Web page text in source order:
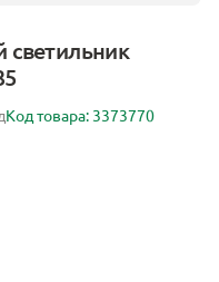
Код товара: 3373770